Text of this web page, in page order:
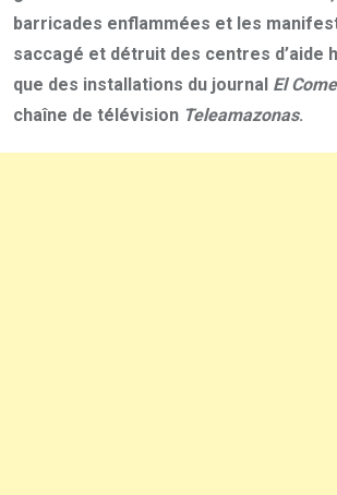
barricades enflammées et les
saccagé et détruit des centres d’aide
que des installations du journal El
chaîne de télévision Teleamazonas.